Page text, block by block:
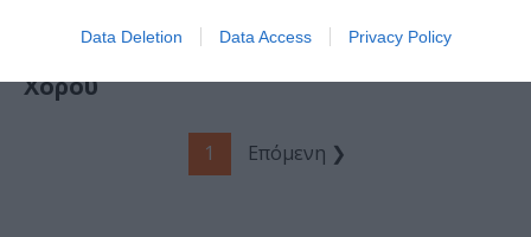
Data Deletion Data Access Privacy Policy
στην «μαγεία»
Χορού
Μαΐου
1 Επόμενη ❯